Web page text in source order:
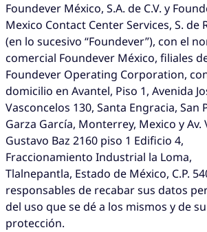
Foundever México, S.A. de C.V. y
Mexico Contact Center Services, S. de
(en lo sucesivo “Foundever”), con el
comercial Foundever México, filiales
Foundever Operating Corporation,
domicilio en Avantel, Piso 1, Avenida
Vasconcelos 130, Santa Engracia, San
Garza García, Monterrey, Mexico y Av.
Gustavo Baz 2160 piso 1 Edificio 4,
Fraccionamiento Industrial la Loma,
Tlalnepantla, Estado de México, C.P.
responsables de recabar sus datos
del uso que se dé a los mismos y de su
protección.